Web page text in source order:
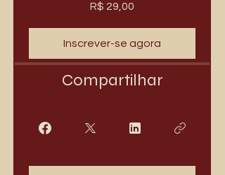
R$ 29,00
Inscrever-se agora
Compartilhar